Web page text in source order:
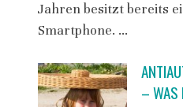
Jahren besitzt bereits
Smartphone. …
– WAS